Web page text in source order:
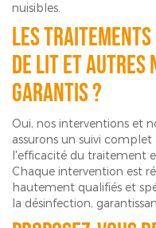
nuisibles.
Les
de lit et autres
garantis ?
Oui, nos interventions et
assurons un suivi
l'efficacité du traitement
Chaque intervention est
hautement qualifiés et
la désinfection,